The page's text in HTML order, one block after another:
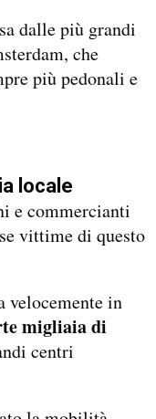
dalle più grandi
che
più pedonali e
locale
e commercianti
vittime di questo
velocemente in
migliaia di
centri